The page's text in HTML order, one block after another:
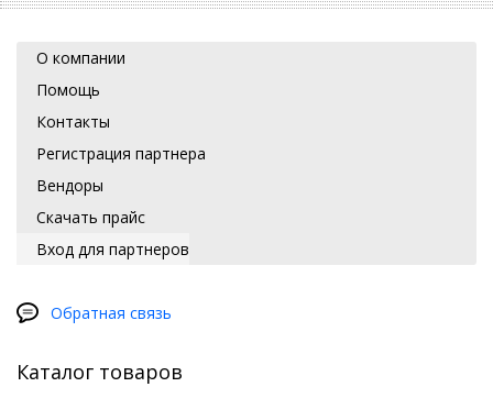
О компании
Помощь
Контакты
Регистрация партнера
Вендоры
Скачать прайс
Вход для партнеров
Обратная связь
Каталог товаров